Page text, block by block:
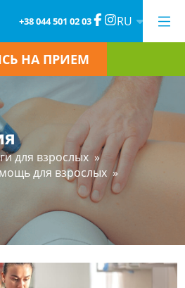
+38 044 501 02 03 RU
НА ПРИЕМ
для взрослых »
для взрослых »